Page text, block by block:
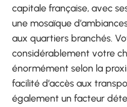
capitale française, avec
une mosaïque
aux quartiers branchés.
considérablement votre
énormément selon la
facilité d’accès aux
également un facteur